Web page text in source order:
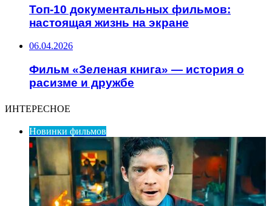
Топ-10 документальных фильмов:
настоящая жизнь на экране
06.04.2026
Фильм «Зеленая книга» — история о
расизме и дружбе
ИНТЕРЕСНОЕ
Новинки фильмов